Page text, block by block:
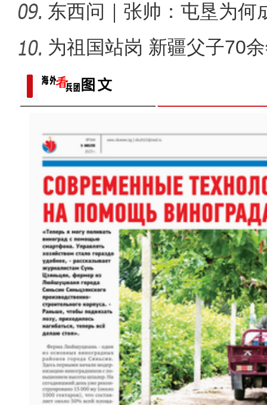
局？
东西问｜张帅：屯垦为何
千年良
为祖国站岗 新疆父子70